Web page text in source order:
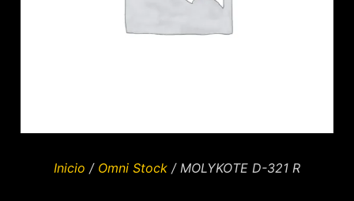
Inicio / Omni Stock / MOLYKOTE D-321 R